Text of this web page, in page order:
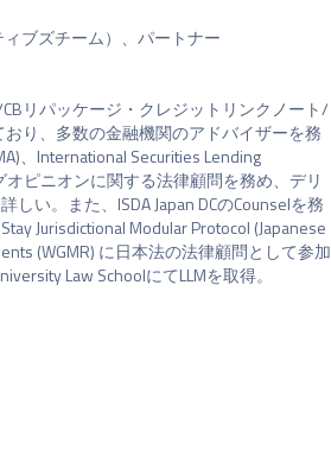
ブズチーム）、パートナー
リパッケージ・クレジットリンクノート/
り、多数の金融機関のアドバイザーを務
、International Securities Lending
オピニオンに関する法律顧問を務め、デリ
い。また、ISDA Japan DCのCounselを務
Jurisdictional Modular Protocol (Japanese
(WGMR) に日本法の法律顧問として参加
Law SchoolにてLLMを取得。